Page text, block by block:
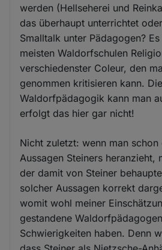
werden (Hellseherei und
das überhaupt unterrichtet
Smalltalk unter Pädagogen?
meisten Waldorfschulen
verschiedenster Coleur, den
genommen kritisieren kann. Die
Waldorfpädagogik kann man
erfolgt das hier gar nicht!
Nicht zuletzt: wenn man
Aussagen Steiners heranzieht,
der damit von Steiner
solcher Aussagen korrekt
womit wohl meiner
gestandene
Schwierigkeiten haben. Denn